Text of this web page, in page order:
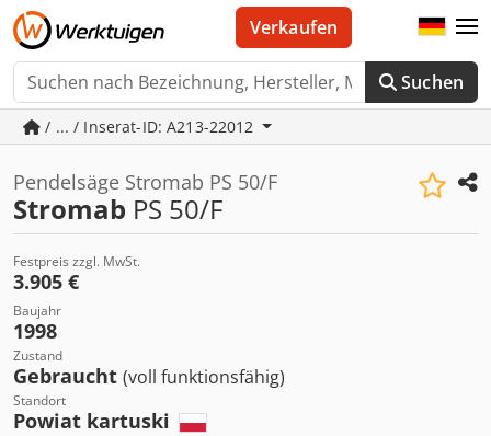
Suchen
Verkaufen
/ ... / Inserat-ID: A213-22012
Pendelsäge Stromab PS 50/F
Stromab PS 50/F
Festpreis zzgl. MwSt.
3.905 €
Baujahr
1998
Zustand
Gebraucht (voll funktionsfähig)
Standort
Powiat kartuski